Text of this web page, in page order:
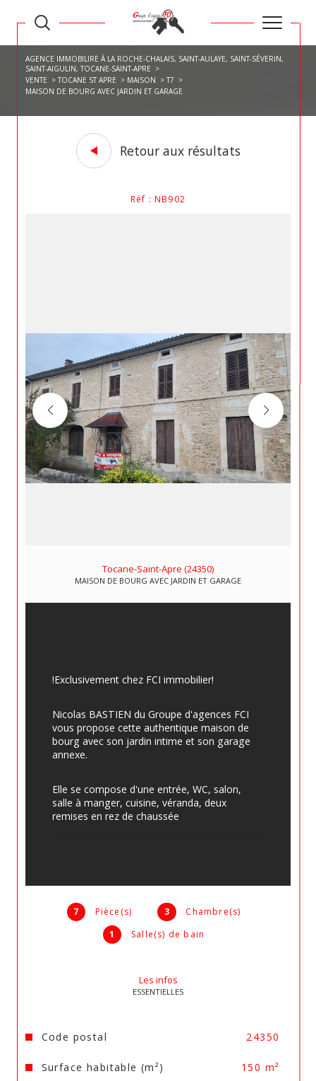
AGENCE IMMOBILIRE À LA ROCHE-CHALAIS, SAINT-AULAYE, SAINT-SÉVERIN,
SAINT-AIGULIN, TOCANE-SAINT-APRE
VENTE
TOCANE ST APRE MAISON
T7
MAISON DE BOURG AVEC JARDIN ET GARAGE
Retour aux résultats
Réf : NB902
Tocane-Saint-Apre (24350)
MAISON DE BOURG AVEC JARDIN ET GARAGE
7 Pièce(s) 3
Chambre(s)
1
Salle(s) de bain
Les infos
ESSENTIELLES
Caractéristiques Valeurs
Code postal 24350
Surface habitable (m²) 150 m²
!Exclusivement chez FCI immobilier!
Nicolas BASTIEN du Groupe d'agences FCI
vous propose cette authentique maison de
bourg avec son jardin intime et son garage
annexe.
Elle se compose d'une entrée, WC, salon,
salle à manger, cuisine, véranda, deux
remises en rez de chaussée
A l'étage un palier, buanderie, salle de bains,
3 chambres, salle d'eau/WC, bureau